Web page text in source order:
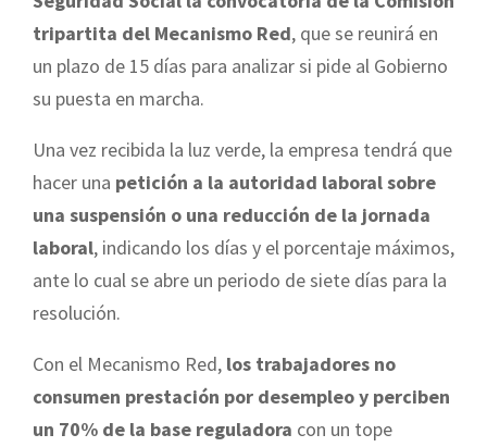
tripartita del Mecanismo Red, que se reunirá en
un plazo de 15 días para analizar si pide al Gobierno
su puesta en marcha.
Una vez recibida la luz verde, la empresa tendrá que
hacer una petición a la autoridad laboral sobre
una suspensión o una reducción de la jornada
laboral, indicando los días y el porcentaje máximos,
ante lo cual se abre un periodo de siete días para la
resolución.
Con el Mecanismo Red, los trabajadores no
consumen prestación por desempleo y perciben
un 70% de la base reguladora con un tope